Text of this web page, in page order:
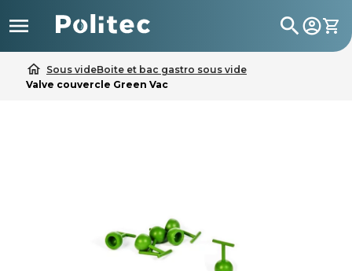
 search
home Sous videBoite et bac gastro sous vide
Valve couvercle Green Vac